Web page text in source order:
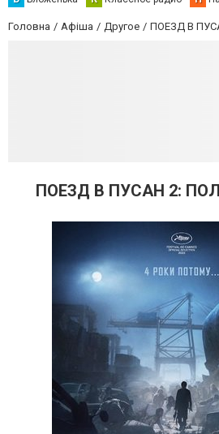
Головна Афіша Другое ПОЕЗД В
ПОЕЗД В ПУСАН 2: